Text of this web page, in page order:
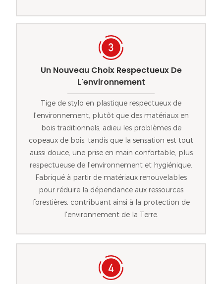
Un Nouveau Choix Respectueux De
L'environnement
Tige de stylo en plastique respectueux de
l'environnement, plutôt que des matériaux en
bois traditionnels, adieu les problèmes de
copeaux de bois, tandis que la sensation est tout
aussi douce, une prise en main confortable, plus
respectueuse de l'environnement et hygiénique.
Fabriqué à partir de matériaux renouvelables
pour réduire la dépendance aux ressources
forestières, contribuant ainsi à la protection de
l'environnement de la Terre.